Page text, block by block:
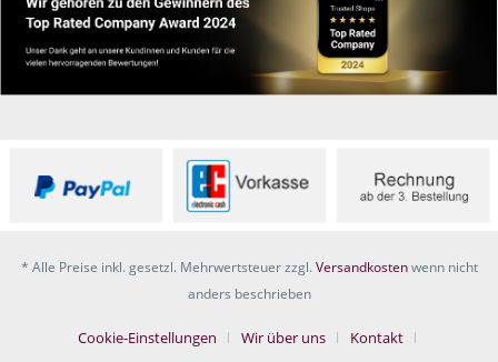
* Alle Preise inkl. gesetzl. Mehrwertsteuer zzgl.Versandkostenwenn nicht
anders beschrieben
Cookie-Einstellungen Wir über uns Kontakt